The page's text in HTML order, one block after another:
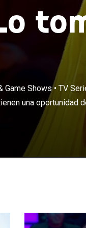
Game Shows• TV
una oportunidad
En este juego, los
000 dólares al